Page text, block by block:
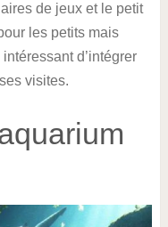
de jeux et le petit
les petits mais
d’intégrer
visites.